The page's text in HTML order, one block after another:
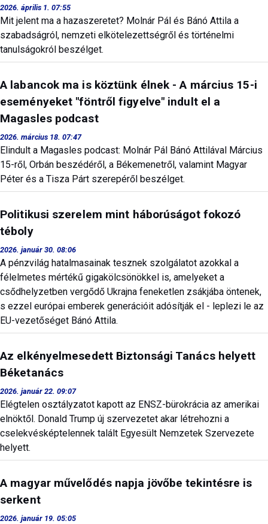
2026. április 1. 07:55
Mit jelent ma a hazaszeretet? Molnár Pál és Bánó Attila a
szabadságról, nemzeti elkötelezettségről és történelmi
tanulságokról beszélget.
A labancok ma is köztünk élnek - A március 15-i
eseményeket "föntről figyelve" indult el a
Magasles podcast
2026. március 18. 07:47
Elindult a Magasles podcast: Molnár Pál Bánó Attilával Március
15-ről, Orbán beszédéről, a Békemenetről, valamint Magyar
Péter és a Tisza Párt szerepéről beszélget.
Politikusi szerelem mint háborúságot fokozó
téboly
2026. január 30. 08:06
A pénzvilág hatalmasainak tesznek szolgálatot azokkal a
félelmetes mértékű gigakölcsönökkel is, amelyeket a
csődhelyzetben vergődő Ukrajna feneketlen zsákjába öntenek,
s ezzel európai emberek generációit adósítják el - leplezi le az
EU-vezetőséget Bánó Attila.
Az elkényelmesedett Biztonsági Tanács helyett
Béketanács
2026. január 22. 09:07
Elégtelen osztályzatot kapott az ENSZ-bürokrácia az amerikai
elnöktől. Donald Trump új szervezetet akar létrehozni a
cselekvésképtelennek talált Egyesült Nemzetek Szervezete
helyett.
A magyar művelődés napja jövőbe tekintésre is
serkent
2026. január 19. 05:05